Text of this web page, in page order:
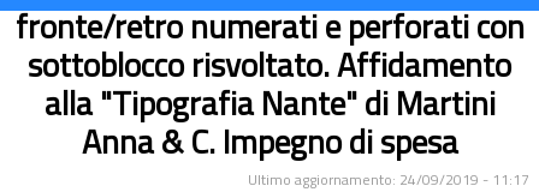
fronte/retro numerati e perforati con
sottoblocco risvoltato. Affidamento
alla "Tipografia Nante" di Martini
Anna & C. Impegno di spesa
Ultimo aggiornamento: 24/09/2019 - 11:17